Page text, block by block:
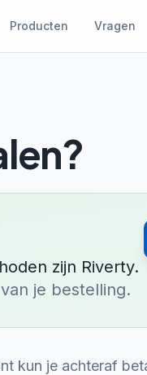
Producten Vragen
zijn Riverty.
je bestelling.
kun je achteraf